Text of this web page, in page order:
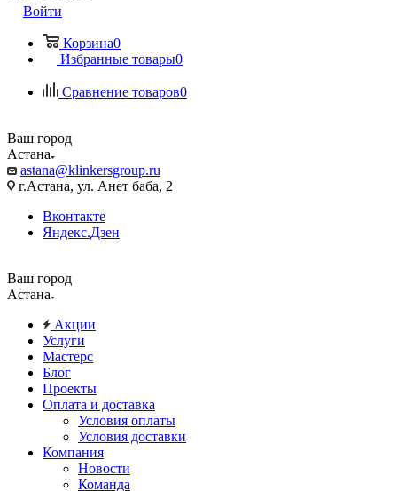
Войти
Корзина0
Избранные товары0
Сравнение товаров0
Ваш город
Астана
astana@klinkersgroup.ru
г.Астана, ул. Анет баба, 2
Вконтакте
Яндекс.Дзен
Ваш город
Астана
Акции
Услуги
Мастерс
Блог
Проекты
Оплата и доставка
Условия оплаты
Условия доставки
Компания
Новости
Команда